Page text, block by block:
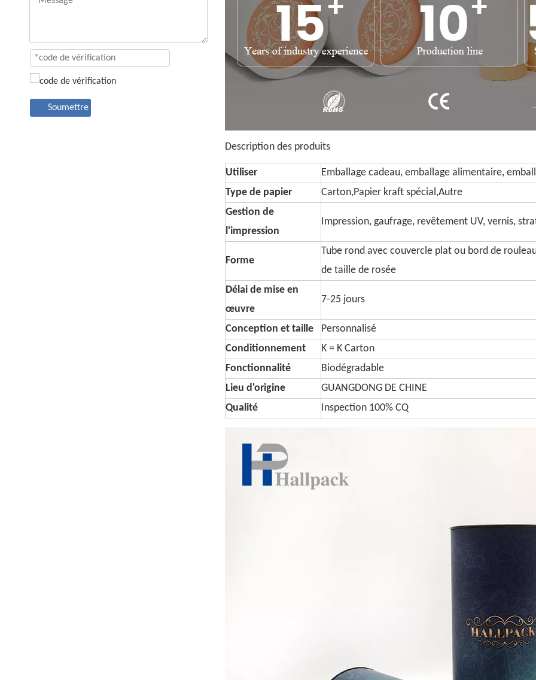
Soumettre
Description des produits
Utiliser
Emballage cadeau, emballage alimentaire,
Type de papier
Carton,Papier kraft spécial,Autre
Gestion de
l'impression
Impression, gaufrage, revêtement UV, vernis,
Forme
Tube rond avec couvercle plat ou bord de
de taille de rosée
Délai de mise en
œuvre
7-25 jours
Conception et taille
Personnalisé
Conditionnement
K = K Carton
Fonctionnalité
Biodégradable
Lieu d'origine
GUANGDONG DE CHINE
Qualité
Inspection 100% CQ